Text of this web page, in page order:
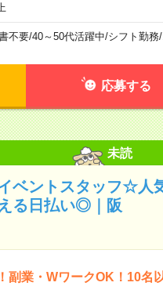
不要/40～50代活躍中/シフト勤務/
応募する
未読
ベントスタッフ☆人
る日払い◎｜阪
副業・WワークOK！10名